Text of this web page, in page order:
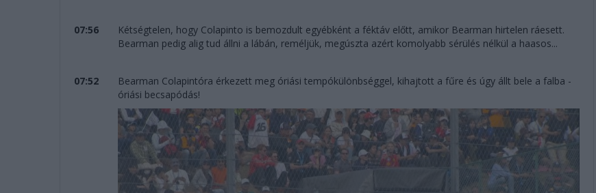
07:56
Kétségtelen, hogy Colapinto is bemozdult egyébként a féktáv előtt, amikor Bearman hirtelen ráesett.
Bearman pedig alig tud állni a lábán, reméljük, megúszta azért komolyabb sérülés nélkül a haasos...
07:52
Bearman Colapintóra érkezett meg óriási tempókülönbséggel, kihajtott a fűre és úgy állt bele a falba -
óriási becsapódás!